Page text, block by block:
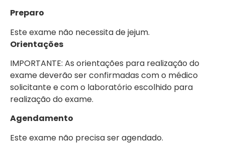
Preparo
Este exame não necessita de jejum.
Orientações
IMPORTANTE: As orientações para realização do
exame deverão ser confirmadas com o médico
solicitante e com o laboratório escolhido para
realização do exame.
Agendamento
Este exame não precisa ser agendado.